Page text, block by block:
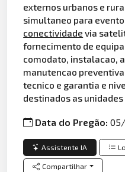
externos urbanos e
simultaneo para
conectividade via
fornecimento de
comodato, instalacao,
manutencao
tecnico e garantia e
destinados as
Data do Pregão:
Assistente IA
Compartilhar